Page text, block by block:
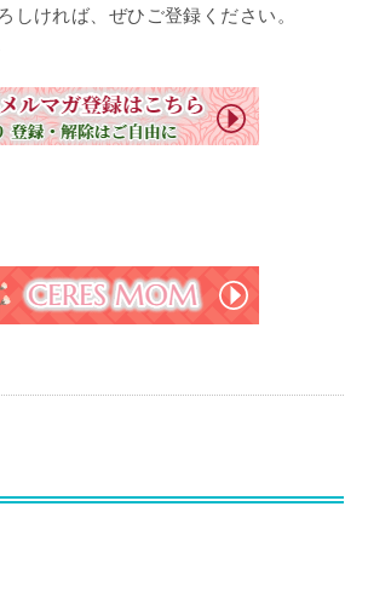
しければ、ぜひご登録ください。